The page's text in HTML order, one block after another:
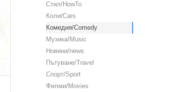
Стил/HowTo
Коли/Cars
Комедия/Comedy
Музика/Music
Новини/news
Пътуване/Travel
Спорт/Sport
Филми/Movies